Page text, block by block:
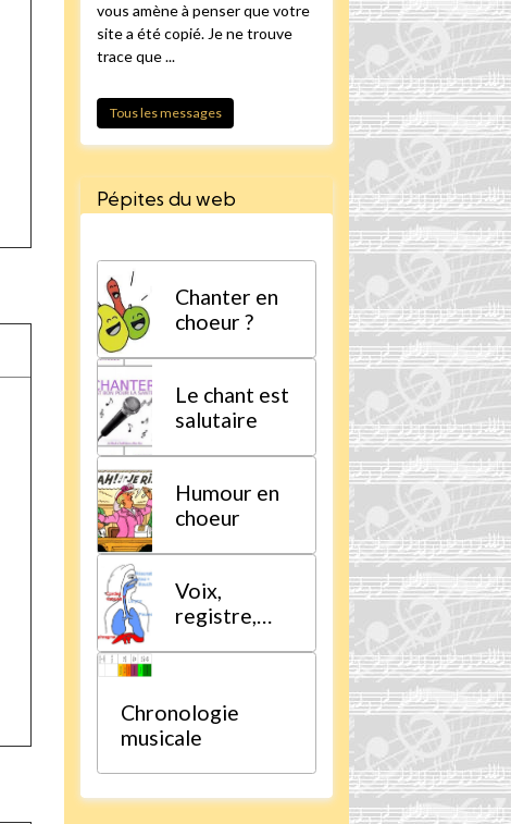
vous amène à penser que votre
site a été copié. Je ne trouve
trace que ...
Tous les messages
Pépites du web
Chanter en
choeur ?
Le chant est
salutaire
Humour en
choeur
Voix,
registre,
Chronologie
musicale